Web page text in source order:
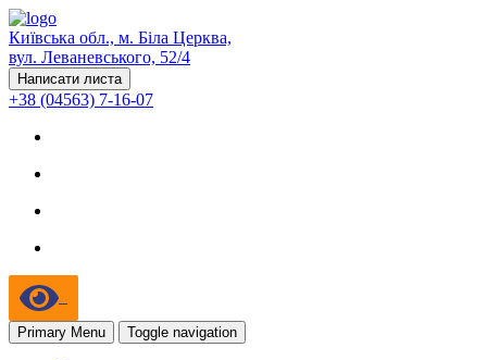
Київська обл., м. Біла Церква,
вул. Леваневського, 52/4
Написати листа
+38 (04563) 7-16-07
Primary Menu Toggle navigation